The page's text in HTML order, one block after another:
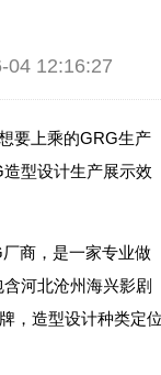
04 12:16:27
要上乘的GRG生产
型设计生产展示效
商，是一家专业做
河北沧州海兴影剧
，造型设计种类定